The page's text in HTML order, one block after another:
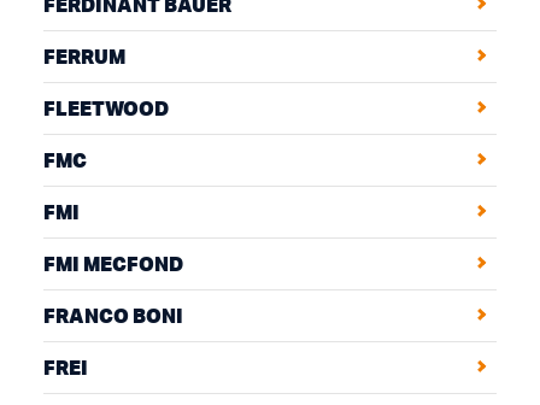
FERRUM
FLEETWOOD
FMC
FMI
FMI MECFOND
FRANCO BONI
FREI